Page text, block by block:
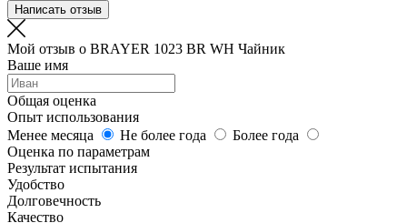
Написать отзыв
Мой отзыв о BRAYER 1023 BR WH Чайник
Ваше имя
Общая оценка
Опыт использования
Менее месяца
Не более года
Более года
Оценка по параметрам
Результат испытания
Удобство
Долговечность
Качество